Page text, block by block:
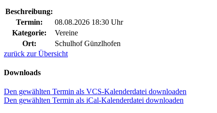
Beschreibung:
Termin:
08.08.2026 18:30 Uhr
Kategorie:
Vereine
Ort:
Schulhof Günzlhofen
zurück zur Übersicht
Downloads
Den gewählten Termin als VCS-Kalenderdatei downloaden
Den gewählten Termin als iCal-Kalenderdatei downloaden